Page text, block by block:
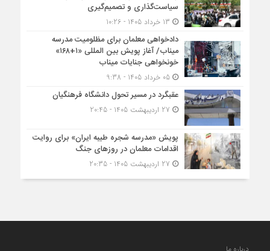
سیاست‌گذاری و تصمیم‌گیری
دادخواهی معلمان برای مظلومیت مدرسه
میناب/ آغاز پویش بین المللی «۱+۱۶۸»
خونخواهی جنایات میناب
05 خرداد 1405 - 9:38
عقبگرد در مسیر تحول دانشگاه فرهنگیان
پویش «مدرسه شجره طیبه ایران» برای روایت
اقدامات معلمان در روزهای جنگ